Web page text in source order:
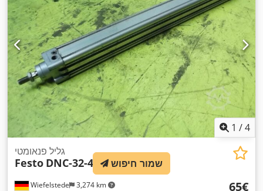
1 /4
Wiefelstede 3,274 km
גליל פנאומטי
Festo DNC-32-400-PPV-A
‏65 ‏€
שמור חיפוש